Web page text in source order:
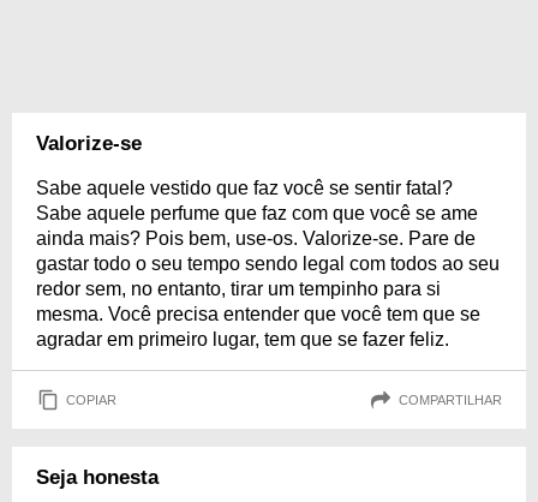
Valorize-se
Sabe aquele vestido que faz você se sentir fatal?
Sabe aquele perfume que faz com que você se ame
ainda mais? Pois bem, use-os. Valorize-se. Pare de
gastar todo o seu tempo sendo legal com todos ao seu
redor sem, no entanto, tirar um tempinho para si
mesma. Você precisa entender que você tem que se
agradar em primeiro lugar, tem que se fazer feliz.
COPIAR COMPARTILHAR
Seja honesta